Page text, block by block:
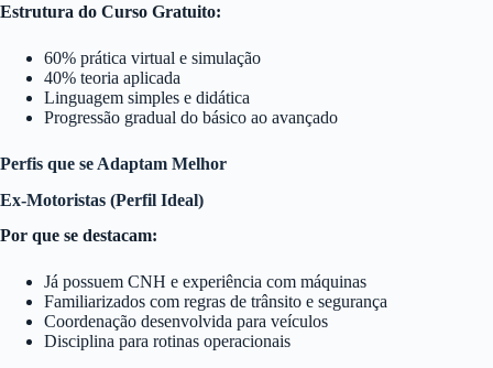
Estrutura do Curso Gratuito:
60% prática virtual e simulação
40% teoria aplicada
Linguagem simples e didática
Progressão gradual do básico ao avançado
Perfis que se Adaptam Melhor
Ex-Motoristas (Perfil Ideal)
Por que se destacam:
Já possuem CNH e experiência com máquinas
Familiarizados com regras de trânsito e segurança
Coordenação desenvolvida para veículos
Disciplina para rotinas operacionais